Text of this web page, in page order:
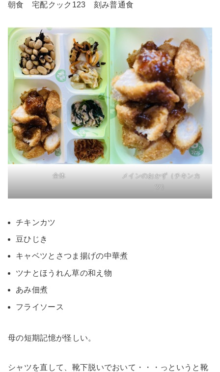
朝食 宅配クック123 刻み普通食
全体
メインのおかず（チキンカ
ツ）
チキンカツ
豆ひじき
キャベツとさつま揚げの中華煮
ツナとほうれん草の和え物
あみ佃煮
フライソース
母の短期記憶が怪しい。
シャツを直して、靴下脱いでおいて・・・っというと靴